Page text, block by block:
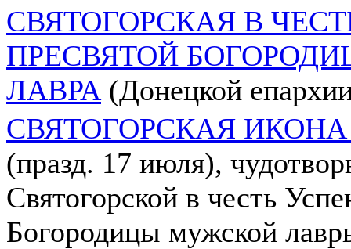
СВЯТОГОРСКАЯ В
ПРЕСВЯТОЙ
ЛАВРА (Донецкой
СВЯТОГОРСКАЯ
(празд. 17 июля),
Святогорской в честь
Богородицы мужской